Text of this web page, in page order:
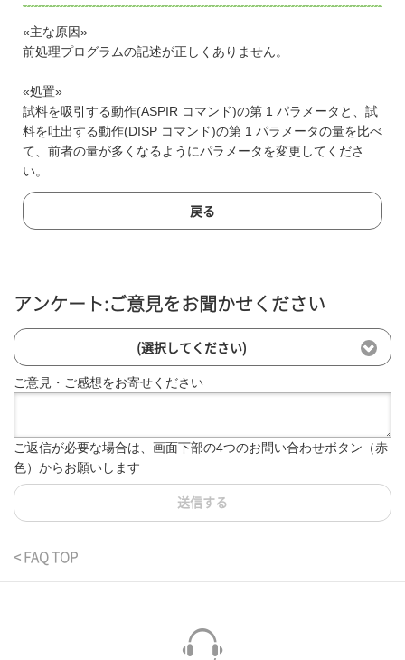
«主な原因»
前処理プログラムの記述が正しくありません。
«処置»
試料を吸引する動作(ASPIR コマンド)の第 1 パラメータと、試
料を吐出する動作(DISP コマンド)の第 1 パラメータの量を比べ
て、前者の量が多くなるようにパラメータを変更してくださ
い。
戻る
アンケート:ご意見をお聞かせください
(選択してください)
ご意見・ご感想をお寄せください
ご返信が必要な場合は、画面下部の4つのお問い合わせボタン（赤
色）からお願いします
送信する
< FAQ TOP